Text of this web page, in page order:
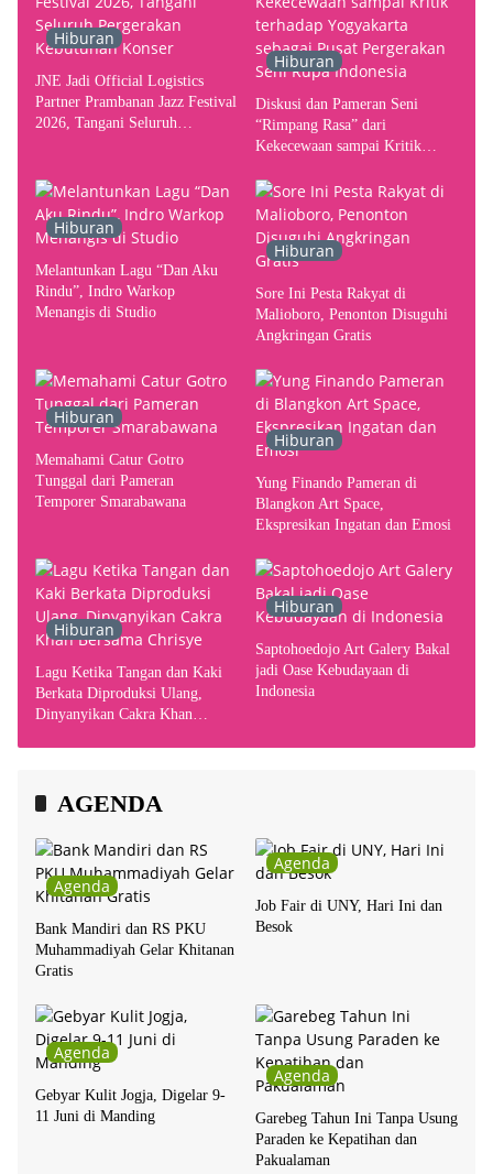
Hiburan
JNE Jadi Official Logistics
Partner Prambanan Jazz Festival
2026, Tangani Seluruh
Hiburan
Diskusi dan Pameran Seni
“Rimpang Rasa” dari
Kekecewaan sampai Kritik
Pusat Pergerakan Seni Rupa
Indonesia
Hiburan
Melantunkan Lagu “Dan Aku
Rindu”, Indro Warkop
Menangis di Studio
Hiburan
Sore Ini Pesta Rakyat di
Malioboro, Penonton Disuguhi
Angkringan Gratis
Hiburan
Memahami Catur Gotro
Tunggal dari Pameran
Temporer Smarabawana
Hiburan
Yung Finando Pameran di
Blangkon Art Space,
Ekspresikan Ingatan dan Emosi
Hiburan
Lagu Ketika Tangan dan Kaki
Berkata Diproduksi Ulang,
Dinyanyikan Cakra Khan
Hiburan
Saptohoedojo Art Galery Bakal
jadi Oase Kebudayaan di
Indonesia
AGENDA
Agenda
Bank Mandiri dan RS PKU
Muhammadiyah Gelar Khitanan
Gratis
Agenda
Job Fair di UNY, Hari Ini dan
Besok
Agenda
Gebyar Kulit Jogja, Digelar 9-
11 Juni di Manding
Agenda
Garebeg Tahun Ini Tanpa Usung
Paraden ke Kepatihan dan
Pakualaman